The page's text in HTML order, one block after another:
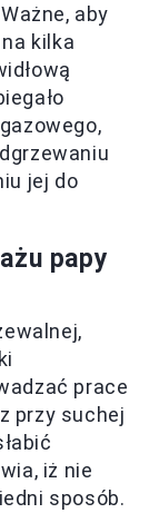
aby
kilka
jej do
papy
prace
przy suchej
iż nie
sposób.